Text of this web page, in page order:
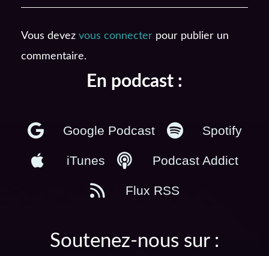
Vous devez vous connecter pour publier un
commentaire.
En podcast :
Google Podcast Spotify
iTunes Podcast Addict
Flux RSS
Soutenez-nous sur :